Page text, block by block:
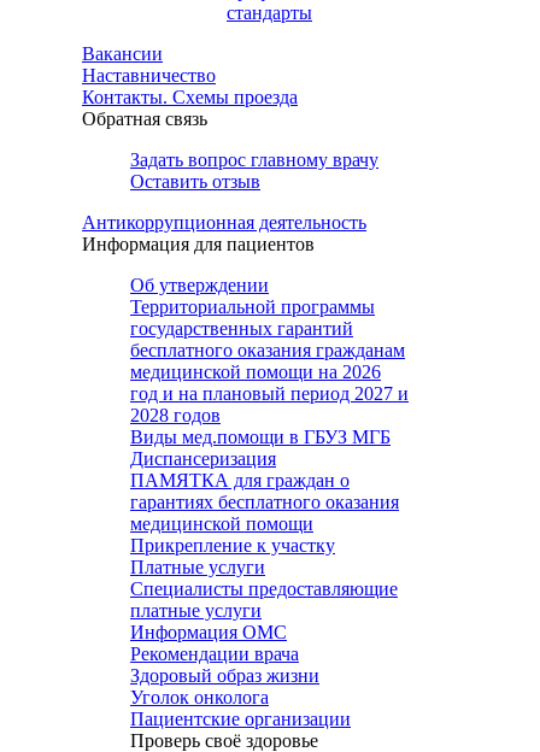
стандарты
Вакансии
Наставничество
Контакты. Схемы проезда
Обратная связь
Задать вопрос главному врачу
Оставить отзыв
Антикоррупционная деятельность
Информация для пациентов
Об утверждении
Территориальной программы
государственных гарантий
бесплатного оказания гражданам
медицинской помощи на 2026
год и на плановый период 2027 и
2028 годов
Виды мед.помощи в ГБУЗ МГБ
Диспансеризация
ПАМЯТКА для граждан о
гарантиях бесплатного оказания
медицинской помощи
Прикрепление к участку
Платные услуги
Специалисты предоставляющие
платные услуги
Информация ОМС
Рекомендации врача
Здоровый образ жизни
Уголок онколога
Пациентские организации
Проверь своё здоровье